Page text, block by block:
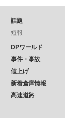
話題
短報
DPワールド
事件・事故
値上げ
新着倉庫情報
高速道路